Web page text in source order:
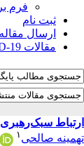
فرم
ثبت نام
ارسال مقاله
مقالات COVID-19
ارتباط
تهمینه صالحی ۱